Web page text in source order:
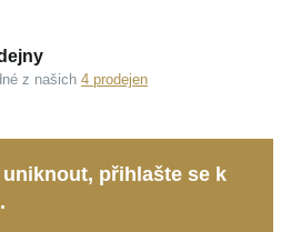
třpyt a precizní brus
ve velikosti 54 je navržen
s linií vašich prstů a
z našich 4 prodejen
přihlašte se k